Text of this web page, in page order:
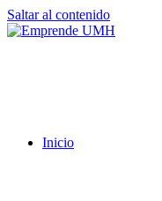
Saltar al contenido
Inicio